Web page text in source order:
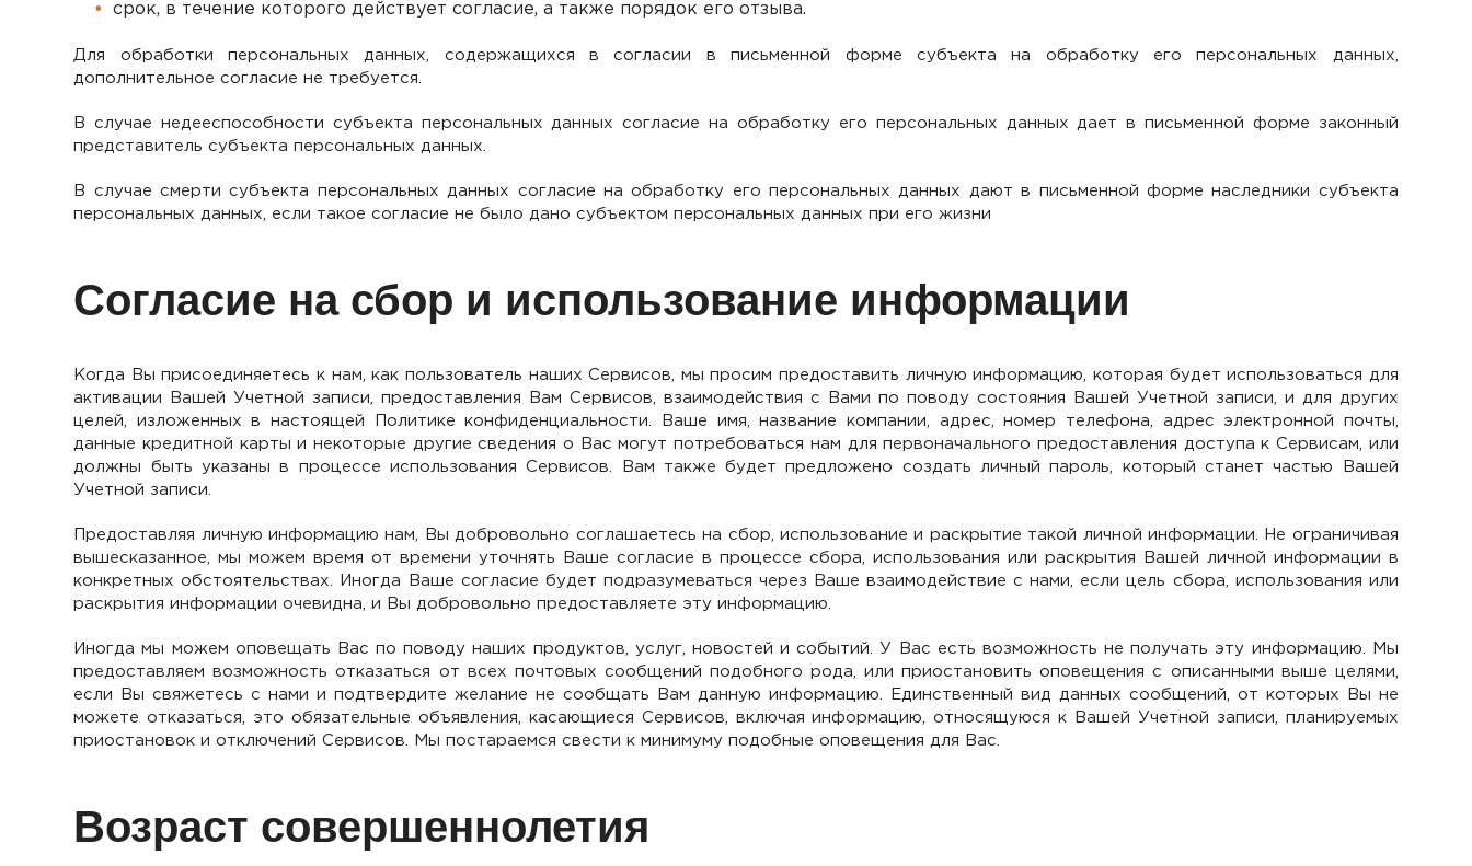
срок, в течение которого действует согласие, а также порядок его отзыва.
Для обработки персональных данных, содержащихся в согласии в письменной форме субъекта на обработку его персональных данных,
дополнительное согласие не требуется.
В случае недееспособности субъекта персональных данных согласие на обработку его персональных данных дает в письменной форме законный
представитель субъекта персональных данных.
В случае смерти субъекта персональных данных согласие на обработку его персональных данных дают в письменной форме наследники субъекта
персональных данных, если такое согласие не было дано субъектом персональных данных при его жизни
Согласие на сбор и использование информации
Когда Вы присоединяетесь к нам, как пользователь наших Сервисов, мы просим предоставить личную информацию, которая будет использоваться для
активации Вашей Учетной записи, предоставления Вам Сервисов, взаимодействия с Вами по поводу состояния Вашей Учетной записи, и для других
целей, изложенных в настоящей Политике конфиденциальности. Ваше имя, название компании, адрес, номер телефона, адрес электронной почты,
данные кредитной карты и некоторые другие сведения о Вас могут потребоваться нам для первоначального предоставления доступа к Сервисам, или
должны быть указаны в процессе использования Сервисов. Вам также будет предложено создать личный пароль, который станет частью Вашей
Учетной записи.
Предоставляя личную информацию нам, Вы добровольно соглашаетесь на сбор, использование и раскрытие такой личной информации. Не ограничивая
вышесказанное, мы можем время от времени уточнять Ваше согласие в процессе сбора, использования или раскрытия Вашей личной информации в
конкретных обстоятельствах. Иногда Ваше согласие будет подразумеваться через Ваше взаимодействие с нами, если цель сбора, использования или
раскрытия информации очевидна, и Вы добровольно предоставляете эту информацию.
Иногда мы можем оповещать Вас по поводу наших продуктов, услуг, новостей и событий. У Вас есть возможность не получать эту информацию. Мы
предоставляем возможность отказаться от всех почтовых сообщений подобного рода, или приостановить оповещения с описанными выше целями,
если Вы свяжетесь с нами и подтвердите желание не сообщать Вам данную информацию. Единственный вид данных сообщений, от которых Вы не
можете отказаться, это обязательные объявления, касающиеся Сервисов, включая информацию, относящуюся к Вашей Учетной записи, планируемых
приостановок и отключений Сервисов. Мы постараемся свести к минимуму подобные оповещения для Вас.
Возраст совершеннолетия